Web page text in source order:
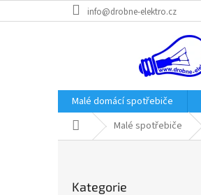
na
info@drobne-elektro.cz
Malé domácí spotřebiče
Domů Malé spotřebiče
kategorie
Kategorie